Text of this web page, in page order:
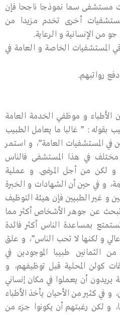
مستشفى سما نموذجا ناجحا فإن
أخرى تخدم مزيدا من
من الإنسانية و الرعاية.
الخاصة و العامة في
الأطباء و موظفي الخدمة العامة
: ” غالبا ما يعامل الطبيب
المستشفيات العامة”، و استمر
في هذا المستشفى فالناس
و لكن من أجل المرضى. و عملية
و في حين أن الشهادات و الخبرة
و غير الطبيين فإن هيئة التوظيف
تبحث عن جوهر الأشخاص أكثر مما
بمساعدة الناس أكثر فائدة
و لكنها لا تحب الناس”، و علق
الثمانين طبيبا الموجودين في
كولن المحلية قبل توظيفهم، و
يريدون أن يعملوا في مكان إنساني
في كثير من الأحيان يأخذ الأطباء
و لكن رغبتهم أن يكونوا جزء من